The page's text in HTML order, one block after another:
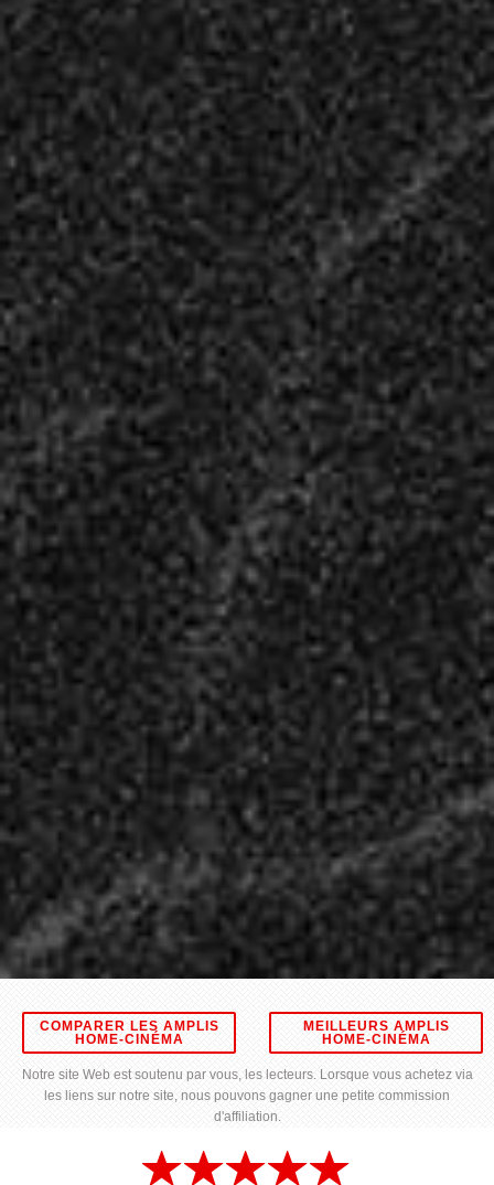
COMPARER LES AMPLIS
HOME-CINÉMA
MEILLEURS AMPLIS
HOME-CINÉMA
Notre site Web est soutenu par vous, les lecteurs. Lorsque vous achetez via
les liens sur notre site, nous pouvons gagner une petite commission
d'affiliation.